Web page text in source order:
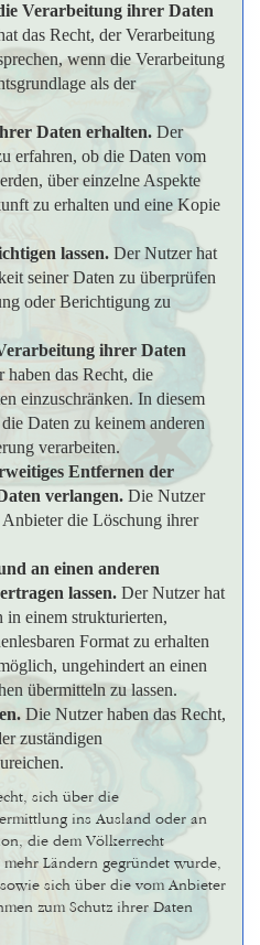
Verarbeitung ihrer Daten
das Recht, der Verarbeitung
wenn die Verarbeitung
als der
Daten erhalten. Der
erfahren, ob die Daten vom
über einzelne Aspekte
zu erhalten und eine Kopie
lassen. Der Nutzer hat
seiner Daten zu überprüfen
oder Berichtigung zu
ihrer Daten
haben das Recht, die
einzuschränken. In diesem
Daten zu keinem anderen
verarbeiten.
Entfernen der
verlangen. Die Nutzer
die Löschung ihrer
an einen anderen
lassen. Der Nutzer hat
in einem strukturierten,
Format zu erhalten
ungehindert an einen
übermitteln zu lassen.
Die Nutzer haben das Recht,
zuständigen
sich über die
ins Ausland oder an
die dem Völkerrecht
Ländern gegründet wurde,
sich über die vom Anbieter
zum Schutz ihrer Daten